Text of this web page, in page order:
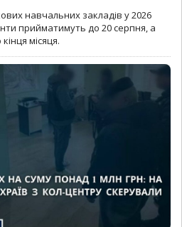
навчальних закладів у 2026
прийматимуть до 20 серпня, а
місяця.